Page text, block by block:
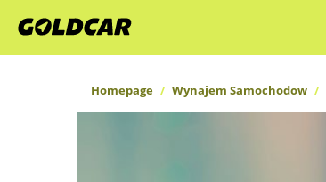
Homepage Wynajem Samochodow